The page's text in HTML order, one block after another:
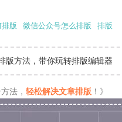
版 微信公众号怎么排版 排版
版方法，带你玩转排版编辑器
法， 轻松解决文章排版 ！》